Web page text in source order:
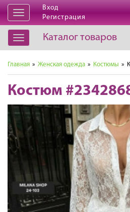
Открыть
навигацию
Вход
Регистрация
Открыть
навигацию
Каталог товаров
Главная » Женская одежда » Костюмы »
Костюм